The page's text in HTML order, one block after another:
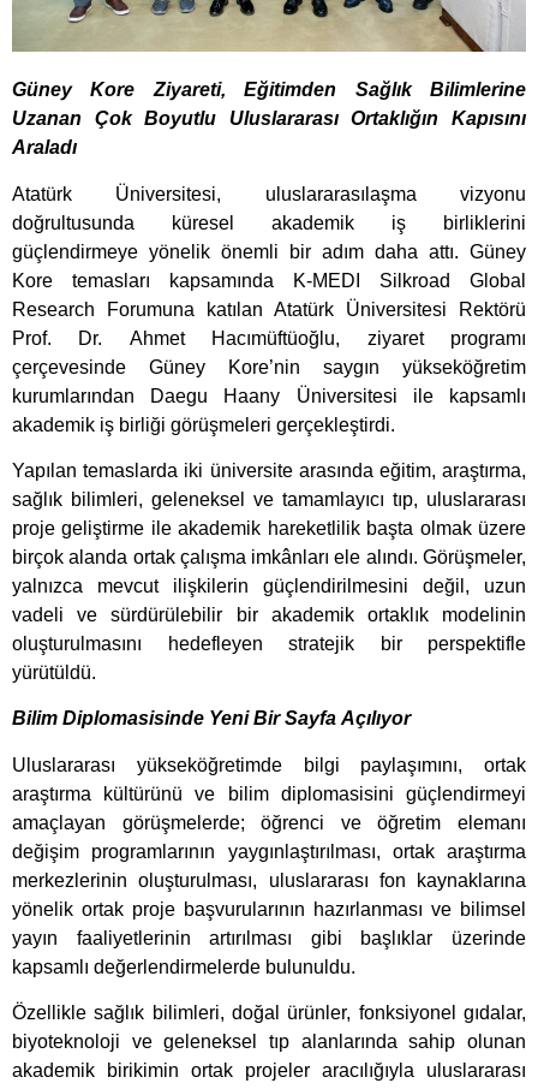
Güney Kore Ziyareti, Eğitimden Sağlık Bilimlerine
Uzanan Çok Boyutlu Uluslararası Ortaklığın Kapısını
Araladı
Atatürk Üniversitesi, uluslararasılaşma vizyonu
doğrultusunda küresel akademik iş birliklerini
güçlendirmeye yönelik önemli bir adım daha attı. Güney
Kore temasları kapsamında K-MEDI Silkroad Global
Research Forumuna katılan Atatürk Üniversitesi Rektörü
Prof. Dr. Ahmet Hacımüftüoğlu, ziyaret programı
çerçevesinde Güney Kore’nin saygın yükseköğretim
kurumlarından Daegu Haany Üniversitesi ile kapsamlı
akademik iş birliği görüşmeleri gerçekleştirdi.
Yapılan temaslarda iki üniversite arasında eğitim, araştırma,
sağlık bilimleri, geleneksel ve tamamlayıcı tıp, uluslararası
proje geliştirme ile akademik hareketlilik başta olmak üzere
birçok alanda ortak çalışma imkânları ele alındı. Görüşmeler,
yalnızca mevcut ilişkilerin güçlendirilmesini değil, uzun
vadeli ve sürdürülebilir bir akademik ortaklık modelinin
oluşturulmasını hedefleyen stratejik bir perspektifle
yürütüldü.
Bilim Diplomasisinde Yeni Bir Sayfa Açılıyor
Uluslararası yükseköğretimde bilgi paylaşımını, ortak
araştırma kültürünü ve bilim diplomasisini güçlendirmeyi
amaçlayan görüşmelerde; öğrenci ve öğretim elemanı
değişim programlarının yaygınlaştırılması, ortak araştırma
merkezlerinin oluşturulması, uluslararası fon kaynaklarına
yönelik ortak proje başvurularının hazırlanması ve bilimsel
yayın faaliyetlerinin artırılması gibi başlıklar üzerinde
kapsamlı değerlendirmelerde bulunuldu.
Özellikle sağlık bilimleri, doğal ürünler, fonksiyonel gıdalar,
biyoteknoloji ve geleneksel tıp alanlarında sahip olunan
akademik birikimin ortak projeler aracılığıyla uluslararası